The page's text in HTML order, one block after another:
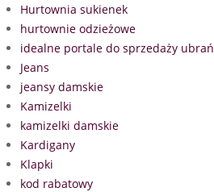
Hurtownia sukienek
hurtownie odzieżowe
idealne portale do sprzedaży ubrań
Jeans
jeansy damskie
Kamizelki
kamizelki damskie
Kardigany
Klapki
kod rabatowy